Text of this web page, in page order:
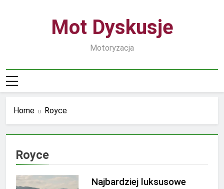
Mot Dyskusje
Motoryzacja
Home Royce
Royce
Najbardziej luksusowe